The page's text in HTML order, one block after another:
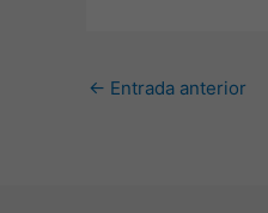
← Entrada anterior